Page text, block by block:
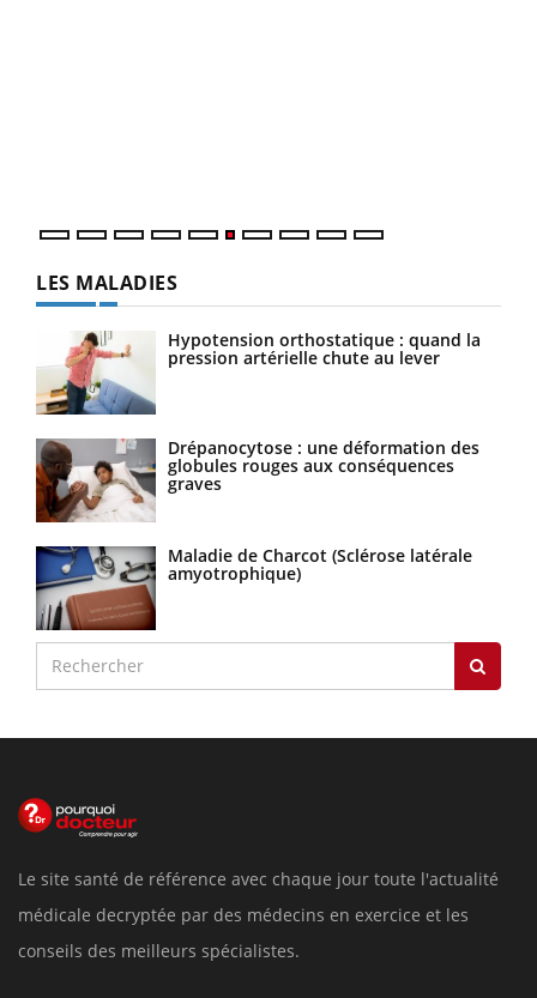
LES MALADIES
Hypotension orthostatique : quand la
pression artérielle chute au lever
Drépanocytose : une déformation des
globules rouges aux conséquences
graves
Maladie de Charcot (Sclérose latérale
amyotrophique)
Le site santé de référence avec chaque jour toute l'actualité
médicale decryptée par des médecins en exercice et les
conseils des meilleurs spécialistes.